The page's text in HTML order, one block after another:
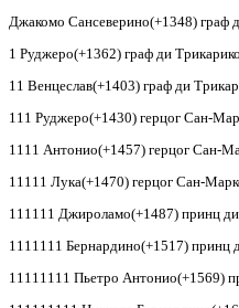
Джакомо Сансеверино(+1348) граф
1 Руджеро(+1362) граф ди Трикарико
11 Венцеслав(+1403) граф ди
111 Руджеро(+1430) герцог Сан-
1111 Антонио(+1457) герцог Сан-
11111 Лука(+1470) герцог Сан-
111111 Джироламо(+1487) принц
1111111 Бернардино(+1517) принц
11111111 Пьетро Антонио(+1569)